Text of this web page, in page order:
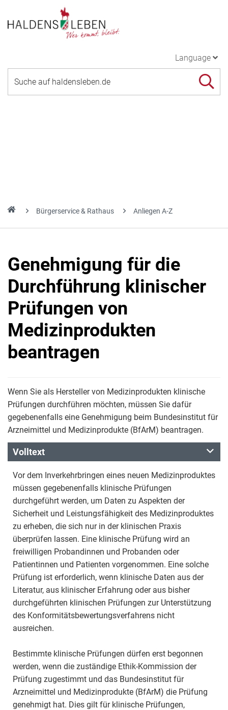
Language
Bürgerservice & Rathaus Anliegen A-Z
Genehmigung für die
Durchführung klinischer
Prüfungen von
Medizinprodukten
beantragen
Wenn Sie als Hersteller von Medizinprodukten klinische
Prüfungen durchführen möchten, müssen Sie dafür
gegebenenfalls eine Genehmigung beim Bundesinstitut für
Arzneimittel und Medizinprodukte (BfArM) beantragen.
Volltext
Vor dem Inverkehrbringen eines neuen Medizinproduktes
müssen gegebenenfalls klinische Prüfungen
durchgeführt werden, um Daten zu Aspekten der
Sicherheit und Leistungsfähigkeit des Medizinproduktes
zu erheben, die sich nur in der klinischen Praxis
überprüfen lassen. Eine klinische Prüfung wird an
freiwilligen Probandinnen und Probanden oder
Patientinnen und Patienten vorgenommen. Eine solche
Prüfung ist erforderlich, wenn klinische Daten aus der
Literatur, aus klinischer Erfahrung oder aus bisher
durchgeführten klinischen Prüfungen zur Unterstützung
des Konformitätsbewertungsverfahrens nicht
ausreichen.
Bestimmte klinische Prüfungen dürfen erst begonnen
werden, wenn die zuständige Ethik-Kommission der
Prüfung zugestimmt und das Bundesinstitut für
Arzneimittel und Medizinprodukte (BfArM) die Prüfung
genehmigt hat. Dies gilt für klinische Prüfungen,